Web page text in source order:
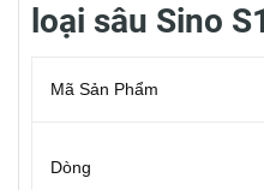
loại sâu Sino
Mã Sản Phẩm
Dòng